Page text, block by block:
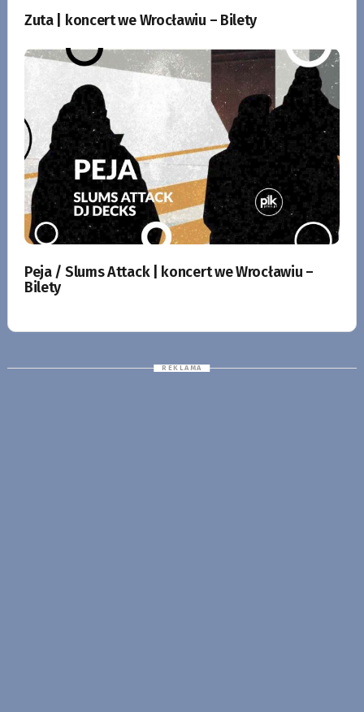
Zuta | koncert we Wrocławiu – Bilety
Peja / Slums Attack | koncert we Wrocławiu –
Bilety